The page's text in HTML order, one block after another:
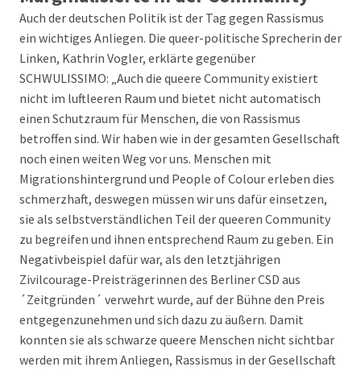
Auch der deutschen Politik ist der Tag gegen Rassismus
ein wichtiges Anliegen. Die queer-politische Sprecherin der
Linken, Kathrin Vogler, erklärte gegenüber
SCHWULISSIMO: „Auch die queere Community existiert
nicht im luftleeren Raum und bietet nicht automatisch
einen Schutzraum für Menschen, die von Rassismus
betroffen sind. Wir haben wie in der gesamten Gesellschaft
noch einen weiten Weg vor uns. Menschen mit
Migrationshintergrund und People of Colour erleben dies
schmerzhaft, deswegen müssen wir uns dafür einsetzen,
sie als selbstverständlichen Teil der queeren Community
zu begreifen und ihnen entsprechend Raum zu geben. Ein
Negativbeispiel dafür war, als den letztjährigen
Zivilcourage-Preisträgerinnen des Berliner CSD aus
´Zeitgründen´ verwehrt wurde, auf der Bühne den Preis
entgegenzunehmen und sich dazu zu äußern. Damit
konnten sie als schwarze queere Menschen nicht sichtbar
werden mit ihrem Anliegen, Rassismus in der Gesellschaft